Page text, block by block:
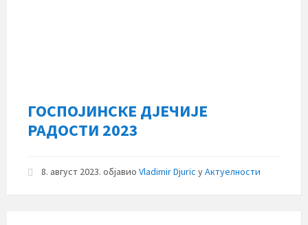
ГОСПОЈИНСКЕ ДЈЕЧИЈЕ
РАДОСТИ 2023
8. август 2023. објавио Vladimir Djuric уАктуелности